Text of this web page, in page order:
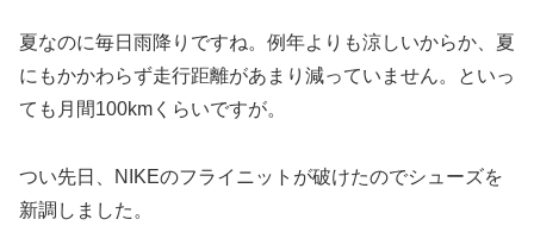
夏なのに毎日雨降りですね。例年よりも涼しいからか、夏
にもかかわらず走行距離があまり減っていません。といっ
ても月間100kmくらいですが。
つい先日、NIKEのフライニットが破けたのでシューズを
新調しました。